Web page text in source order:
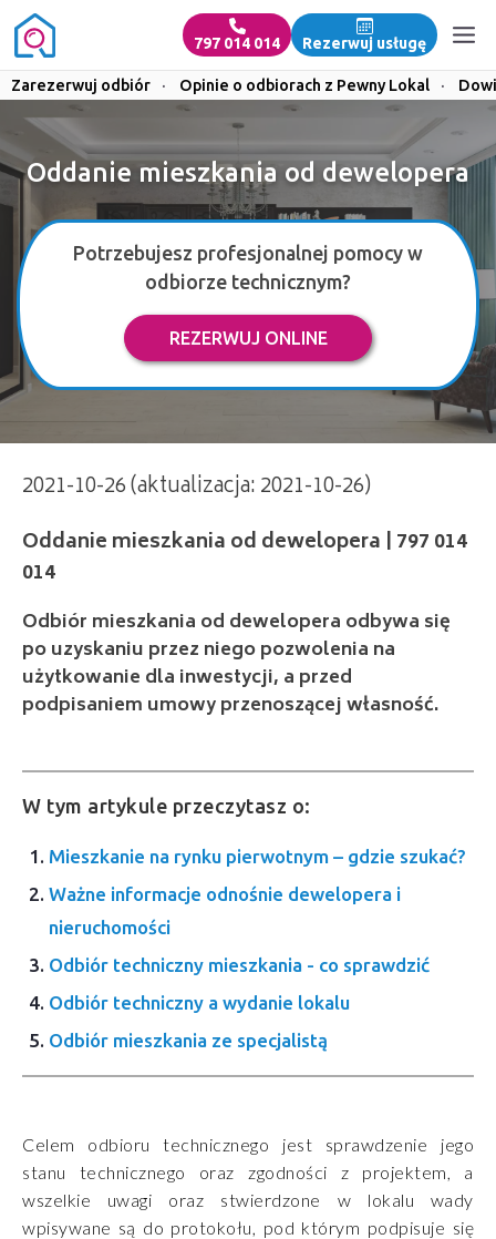
797 014 014 Rezerwuj usługę
Zarezerwuj odbiór · Opinie o odbiorach z Pewny Lokal ·
Oddanie mieszkania od dewelopera
Potrzebujesz profesjonalnej pomocy w
odbiorze technicznym?
REZERWUJ ONLINE
2021-10-26 (aktualizacja: 2021-10-26)
Oddanie mieszkania od dewelopera | 797 014
Odbiór mieszkania od dewelopera odbywa się
po uzyskaniu przez niego pozwolenia na
użytkowanie dla inwestycji, a przed
podpisaniem umowy przenoszącej własność.
W tym artykule przeczytasz o:
Mieszkanie na rynku pierwotnym – gdzie szukać?
Ważne informacje odnośnie dewelopera i
nieruchomości
Odbiór techniczny mieszkania - co sprawdzić
Odbiór techniczny a wydanie lokalu
Odbiór mieszkania ze specjalistą
Celem odbioru technicznego jest sprawdzenie jego
stanu technicznego oraz zgodności z projektem, a
wszelkie uwagi oraz stwierdzone w lokalu wady
wpisywane są do protokołu, pod którym podpisuje się